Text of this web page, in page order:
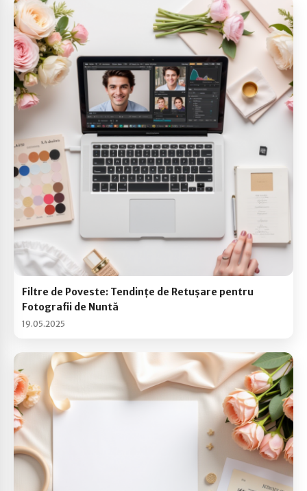
Filtre de Poveste: Tendințe de Retușare pentru
Fotografii de Nuntă
19.05.2025